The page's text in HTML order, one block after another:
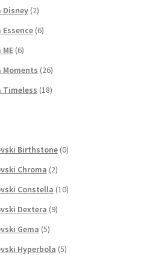
Disney (2)
(6)
(6)
Moments (26)
Timeless (18)
Birthstone (0)
Chroma (2)
Constella (10)
Dextera (9)
Gema (5)
Hyperbola (5)